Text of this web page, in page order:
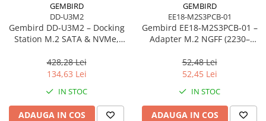
GEMBIRD
DD-U3M2
Gembird DD‑U3M2 – Docking
Station M.2 SATA & NVMe,
428,28 Lei
134,63 Lei
IN STOC
ADAUGA IN COS
GEMBIRD
EE18-M2S3PCB-01
Gembird EE18‑M2S3PCB‑01 –
Adapter M.2 NGFF (2230–
52,48 Lei
52,45 Lei
IN STOC
ADAUGA IN COS